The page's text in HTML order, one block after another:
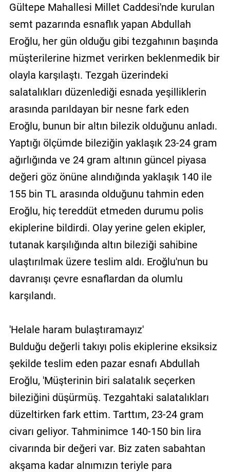
Gültepe Mahallesi Millet Caddesi'nde kurulan
semt pazarında esnaflık yapan Abdullah
Eroğlu, her gün olduğu gibi tezgahının başında
müşterilerine hizmet verirken beklenmedik bir
olayla karşılaştı. Tezgah üzerindeki
salatalıkları düzenlediği esnada yeşilliklerin
arasında parıldayan bir nesne fark eden
Eroğlu, bunun bir altın bilezik olduğunu anladı.
Yaptığı ölçümde bileziğin yaklaşık 23-24 gram
ağırlığında ve 24 gram altının güncel piyasa
değeri göz önüne alındığında yaklaşık 140 ile
155 bin TL arasında olduğunu tahmin eden
Eroğlu, hiç tereddüt etmeden durumu polis
ekiplerine bildirdi. Olay yerine gelen ekipler,
tutanak karşılığında altın bileziği sahibine
ulaştırılmak üzere teslim aldı. Eroğlu'nun bu
davranışı çevre esnaflardan da olumlu
karşılandı.
'Helale haram bulaştıramayız'
Bulduğu değerli takıyı polis ekiplerine eksiksiz
şekilde teslim eden pazar esnafı Abdullah
Eroğlu, 'Müşterinin biri salatalık seçerken
bileziğini düşürmüş. Tezgahtaki salatalıkları
düzeltirken fark ettim. Tarttım, 23-24 gram
civarı geliyor. Tahminimce 140-150 bin lira
civarında bir değeri var. Biz zaten sabahtan
akşama kadar alnımızın teriyle para